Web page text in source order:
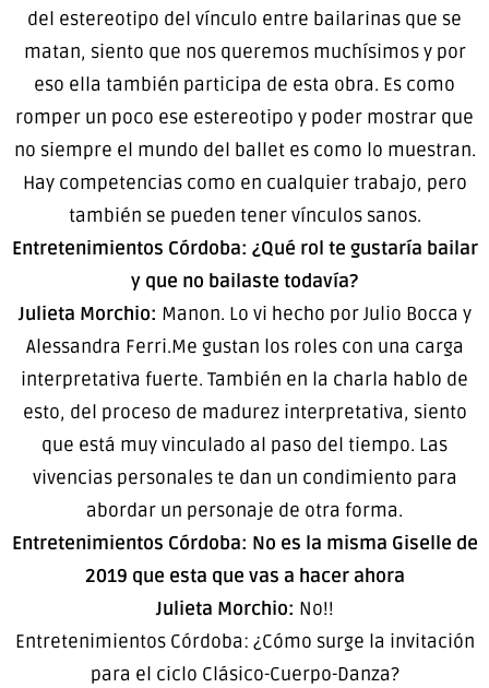
del estereotipo del vínculo entre bailarinas que se
matan, siento que nos queremos muchísimos y por
eso ella también participa de esta obra. Es como
romper un poco ese estereotipo y poder mostrar que
no siempre el mundo del ballet es como lo muestran.
Hay competencias como en cualquier trabajo, pero
también se pueden tener vínculos sanos.
Entretenimientos Córdoba: ¿Qué rol te gustaría bailar
y que no bailaste todavía?
Julieta Morchio: Manon. Lo vi hecho por Julio Bocca y
Alessandra Ferri.Me gustan los roles con una carga
interpretativa fuerte. También en la charla hablo de
esto, del proceso de madurez interpretativa, siento
que está muy vinculado al paso del tiempo. Las
vivencias personales te dan un condimiento para
abordar un personaje de otra forma.
Entretenimientos Córdoba: No es la misma Giselle de
2019 que esta que vas a hacer ahora
Julieta Morchio: No!!
Entretenimientos Córdoba: ¿Cómo surge la invitación
para el ciclo Clásico-Cuerpo-Danza?